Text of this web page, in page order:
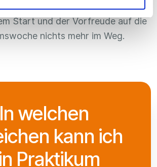
Start und der Vorfreude auf die
nichts mehr im Weg.
In welchen
kann ich
Praktikum